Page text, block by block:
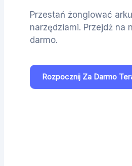
Przestań żonglować
narzędziami. Przejdź na
darmo.
Rozpocznij Za Darmo